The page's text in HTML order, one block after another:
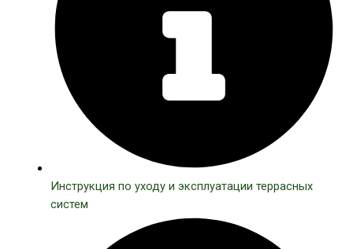
Инструкция по уходу и эксплуатации террасных
систем